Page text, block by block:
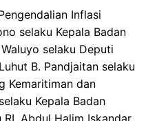
Inflasi
selaku Kepala Badan
selaku Deputi
B. Pandjaitan selaku
Kemaritiman dan
Kepala Badan
RI, Abdul Halim Iskandar